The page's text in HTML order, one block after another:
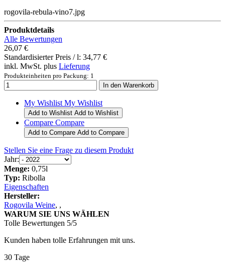
rogovila-rebula-vino7.jpg
Produktdetails
Alle Bewertungen
26,07 €
Standardisierter Preis / l: 34,77 €
inkl. MwSt. plus Lieferung
Produkteinheiten pro Packung: 1
My Wishlist My Wishlist
Add to Wishlist Add to Wishlist
Compare Compare
Add to Compare Add to Compare
Stellen Sie eine Frage zu diesem Produkt
Jahr:
Menge: 0,75l
Typ: Ribolla
Eigenschaften
Hersteller:
Rogovila Weine, ,
WARUM SIE UNS WÄHLEN
Tolle Bewertungen 5/5
Kunden haben tolle Erfahrungen mit uns.
30 Tage